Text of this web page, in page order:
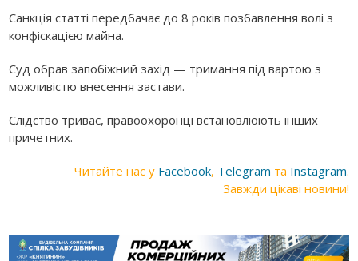
Санкція статті передбачає до 8 років позбавлення волі з
конфіскацією майна.
Суд обрав запобіжний захід — тримання під вартою з
можливістю внесення застави.
Слідство триває, правоохоронці встановлюють інших
причетних.
Читайте нас у Facebook, Telegram та Instagram.
Завжди цікаві новини!